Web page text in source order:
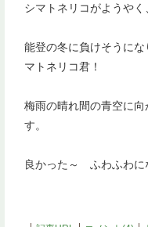
シマトネリコがようや
能登の冬に負けそうに
マトネリコ君！
梅雨の晴れ間の青空に
す。
良かった～ ふわふわに